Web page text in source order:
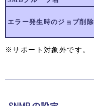
エラー発生時のジョブ削除
※サポート対象外です。